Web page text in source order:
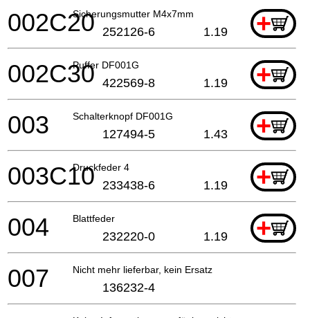
Sicherungsmutter M4x7mm +
002C20 252126-6 1.19
Puffer DF001G +
002C30 422569-8 1.19
Schalterknopf DF001G +
003 127494-5 1.43
Druckfeder 4 +
003C10 233438-6 1.19
Blattfeder +
004 232220-0 1.19
Nicht mehr lieferbar, kein Ersatz
007 136232-4